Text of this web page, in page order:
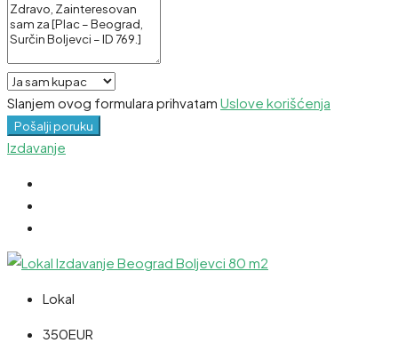
Slanjem ovog formulara prihvatam Uslove korišćenja
Pošalji poruku
Izdavanje
Lokal
350EUR